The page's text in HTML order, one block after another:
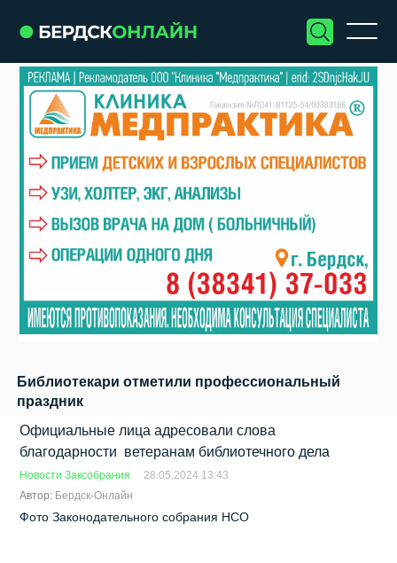
Библиотекари отметили профессиональный
праздник
Официальные лица адресовали слова
благодарности ветеранам библиотечного дела
Новости Заксобрания
28.05.2024 13:43
Автор: Бердск-Онлайн
Фото Законодательного собрания НСО